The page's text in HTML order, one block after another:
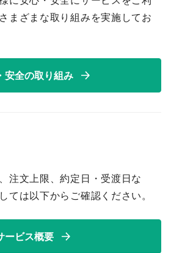
まざまな取り組みを実施してお
安全の取り組み
注文上限、約定日・受渡日な
ては以下からご確認ください。
ービス概要